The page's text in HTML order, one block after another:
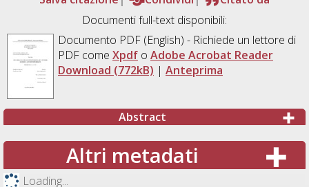
Documenti full-text disponibili:
Documento PDF(English) - Richiede un lettore di
PDF come Xpdfo Adobe Acrobat Reader
Download (772kB) | Anteprima
Abstract
Altri metadati
Loading...